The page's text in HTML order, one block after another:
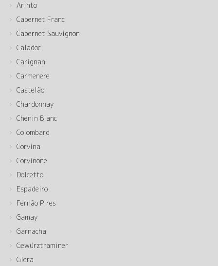
Arinto
Cabernet Franc
Cabernet Sauvignon
Caladoc
Carignan
Carmenere
Castelão
Chardonnay
Chenin Blanc
Colombard
Corvina
Corvinone
Dolcetto
Espadeiro
Fernão Pires
Gamay
Garnacha
Gewürztraminer
Glera